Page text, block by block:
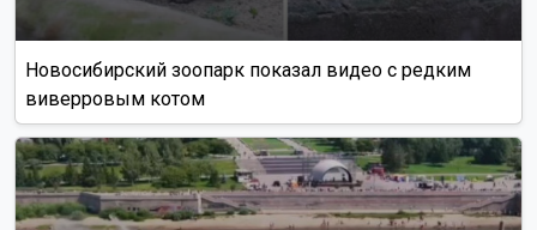
Новосибирский зоопарк показал видео с редким
виверровым котом